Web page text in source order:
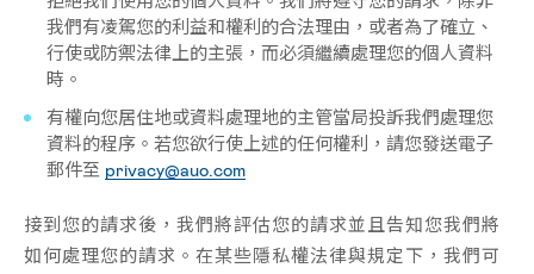
我們有凌駕您的利益和權利的合法理由，或者為了確立、
行使或防禦法律上的主張，而必須繼續處理您的個人資料
時。
有權向您居住地或資料處理地的主管當局投訴我們處理您
資料的程序。若您欲行使上述的任何權利，請您發送電子
郵件至 privacy@auo.com
接到您的請求後，我們將評估您的請求並且告知您我們將
如何處理您的請求。在某些隱私權法律與規定下，我們可